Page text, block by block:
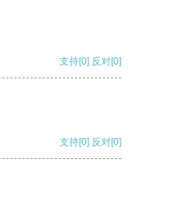
支持[0] 反对[0]
支持[0] 反对[0]